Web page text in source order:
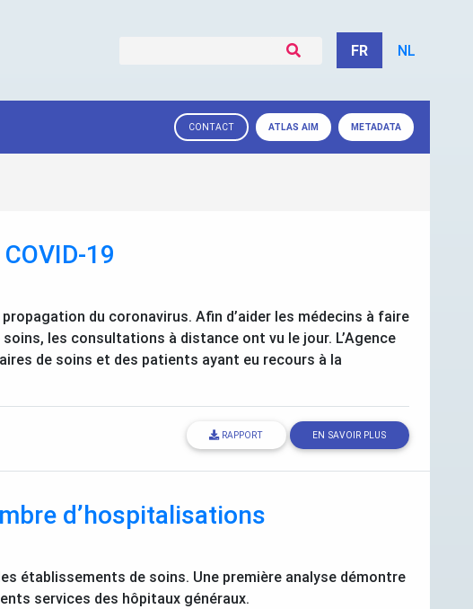
FR NL
CONTACT ATLAS AIM METADATA
COVID-19
du coronavirus. Afin d’aider les médecins à faire
les consultations à distance ont vu le jour. L’Agence
de soins et des patients ayant eu recours à la
RAPPORT EN SAVOIR PLUS
d’hospitalisations
établissements de soins. Une première analyse démontre
services des hôpitaux généraux.